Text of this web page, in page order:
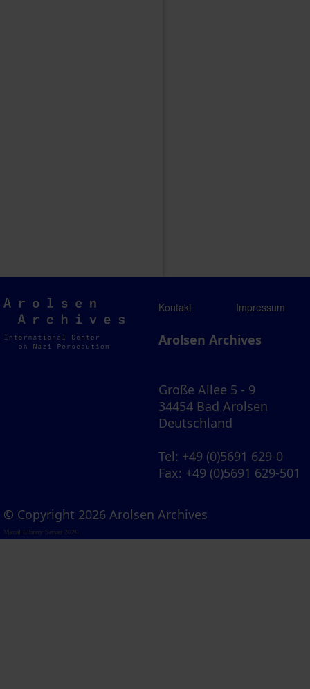
Arolsen
Archives
Kontakt Impressum
Arolsen Archives
Große Allee 5 - 9
34454 Bad Arolsen
Deutschland
Tel: +49 (0)5691 629-0
Fax: +49 (0)5691 629-501
© Copyright 2026 Arolsen Archives
Visual Library Server 2026